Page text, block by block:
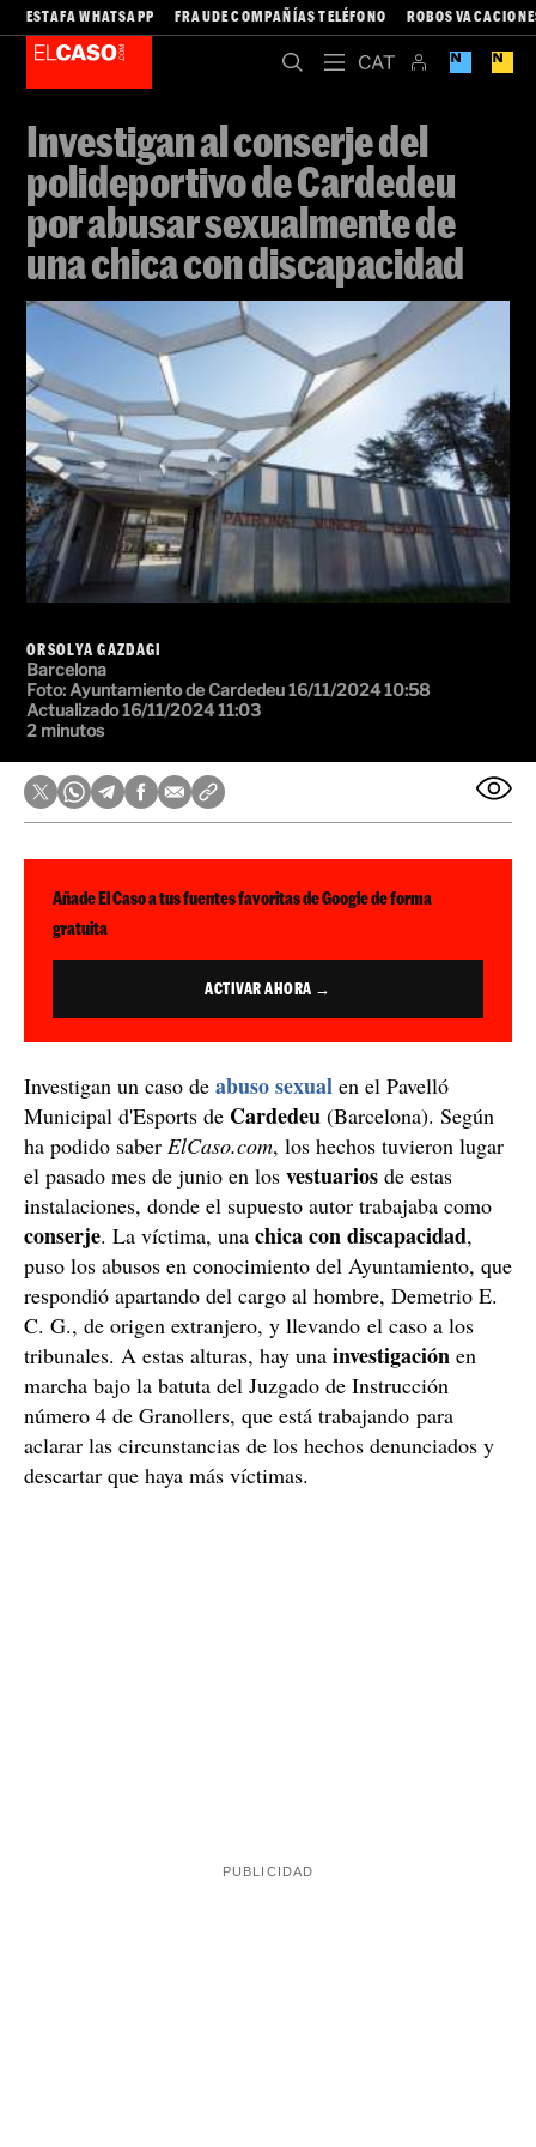
ESTAFA WHATSAPP FRAUDE COMPAÑÍAS TELÉFONO ROBOS
Investigan al conserje del
polideportivo de Cardedeu
por abusar sexualmente de
una chica con discapacidad
ORSOLYA GAZDAGI
Barcelona
Foto: Ayuntamiento de Cardedeu16/11/2024 10:58
Actualizado 16/11/2024 11:03
2 minutos
Añade El Caso a tus fuentes favoritas de Google de forma
gratuita
ACTIVAR AHORA →
Investigan un caso de abuso sexual en el Pavelló
Municipal d'Esports de Cardedeu (Barcelona). Según
ha podido saber ElCaso.com, los hechos tuvieron lugar
el pasado mes de junio en los vestuarios de estas
instalaciones, donde el supuesto autor trabajaba como
conserje. La víctima, una chica con discapacidad,
puso los abusos en conocimiento del Ayuntamiento, que
respondió apartando del cargo al hombre, Demetrio E.
C. G., de origen extranjero, y llevando el caso a los
tribunales. A estas alturas, hay una investigación en
marcha bajo la batuta del Juzgado de Instrucción
número 4 de Granollers, que está trabajando para
aclarar las circunstancias de los hechos denunciados y
descartar que haya más víctimas.